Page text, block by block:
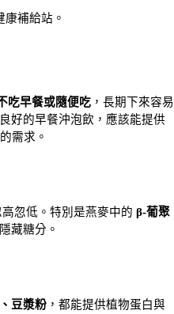
補給站。
吃早餐或隨便吃 ，長期下來容易
需求。
忽低。特別是燕麥中的 β-葡聚
藏糖分。
豆漿粉 ，都能提供植物蛋白與